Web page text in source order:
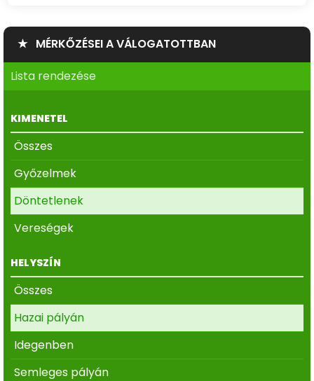
★ MÉRKŐZÉSEI A VÁLOGATOTTBAN
Lista rendezése
KIMENETEL
Összes
Győzelmek
Döntetlenek
Vereségek
HELYSZÍN
Összes
Hazai pályán
Idegenben
Semleges pályán